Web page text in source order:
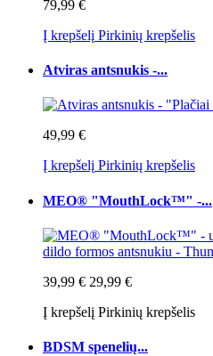
79,99 €
Į krepšelį Pirkinių krepšelis
Atviras antsnukis -...
49,99 €
Į krepšelį Pirkinių krepšelis
MEO® "MouthLock™" -...
39,99 € 29,99 €
Į krepšelį Pirkinių krepšelis
BDSM spenelių...